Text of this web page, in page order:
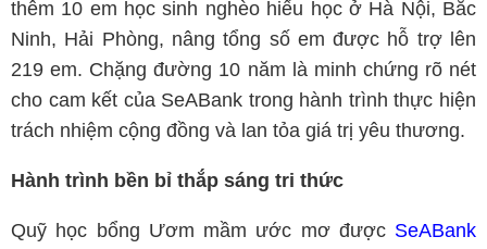
thêm 10 em học sinh nghèo hiếu học ở Hà Nội, Bắc
Ninh, Hải Phòng, nâng tổng số em được hỗ trợ lên
219 em. Chặng đường 10 năm là minh chứng rõ nét
cho cam kết của SeABank trong hành trình thực hiện
trách nhiệm cộng đồng và lan tỏa giá trị yêu thương.
Hành trình bền bỉ thắp sáng tri thức
Quỹ học bổng Ươm mầm ước mơ được SeABank